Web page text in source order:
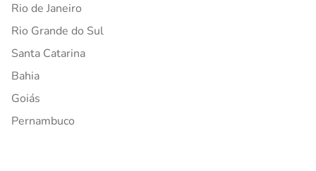
Rio de Janeiro
Rio Grande do Sul
Santa Catarina
Bahia
Goiás
Pernambuco